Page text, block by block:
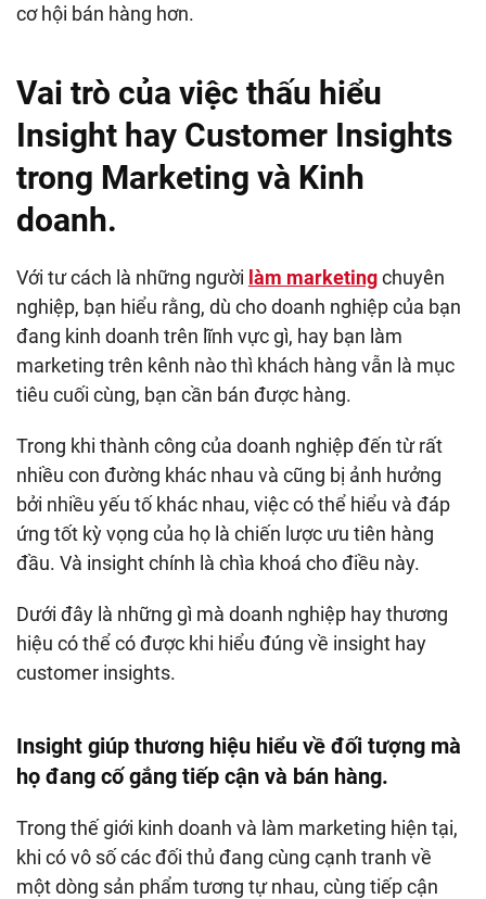
cơ hội bán hàng hơn.
Vai trò của việc thấu hiểu
Insight hay Customer Insights
trong Marketing và Kinh
doanh.
Với tư cách là những người làm marketingchuyên
nghiệp, bạn hiểu rằng, dù cho doanh nghiệp của bạn
đang kinh doanh trên lĩnh vực gì, hay bạn làm
marketing trên kênh nào thì khách hàng vẫn là mục
tiêu cuối cùng, bạn cần bán được hàng.
Trong khi thành công của doanh nghiệp đến từ rất
nhiều con đường khác nhau và cũng bị ảnh hưởng
bởi nhiều yếu tố khác nhau, việc có thể hiểu và đáp
ứng tốt kỳ vọng của họ là chiến lược ưu tiên hàng
đầu. Và insight chính là chìa khoá cho điều này.
Dưới đây là những gì mà doanh nghiệp hay thương
hiệu có thể có được khi hiểu đúng về insight hay
customer insights.
Insight giúp thương hiệu hiểu về đối tượng mà
họ đang cố gắng tiếp cận và bán hàng.
Trong thế giới kinh doanh và làm marketing hiện tại,
khi có vô số các đối thủ đang cùng cạnh tranh về
một dòng sản phẩm tương tự nhau, cùng tiếp cận